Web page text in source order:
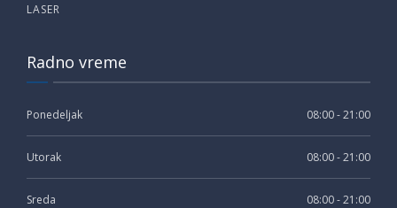
LASER
Radno vreme
Ponedeljak 08:00 - 21:00
Utorak 08:00 - 21:00
Sreda 08:00 - 21:00